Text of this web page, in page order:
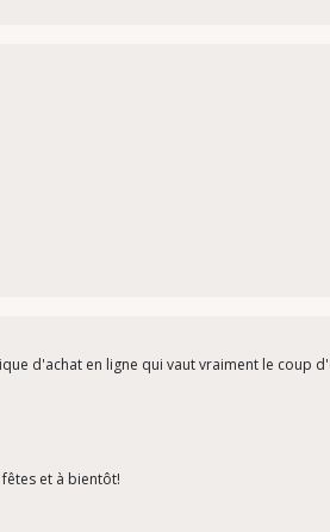
d'achat en ligne qui vaut vraiment le coup
et à bientôt!